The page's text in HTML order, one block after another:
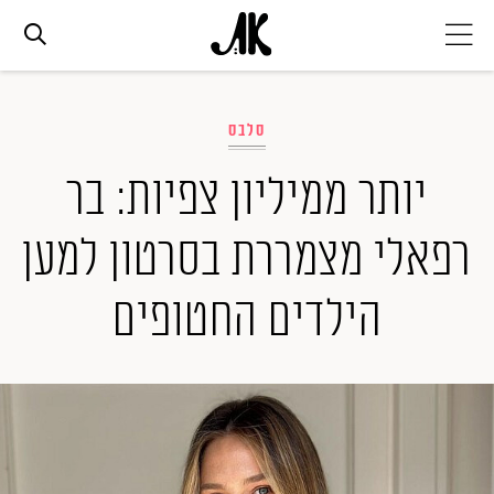
אופנה
ביוטי
סלבס
ערוצים נוספים
המגזין
סלבס
יותר ממיליון צפיות: בר
רפאלי מצמררת בסרטון למען
הילדים החטופים